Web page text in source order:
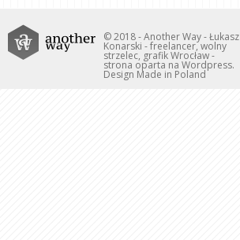
© 2018 - Another Way - Łukasz
Konarski - freelancer, wolny
strzelec, grafik Wrocław -
strona oparta na Wordpress.
Design Made in Poland